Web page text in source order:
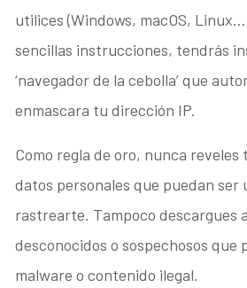
utilices (Windows, macOS,
sencillas instrucciones, tendrás
‘navegador de la cebolla’ que
enmascara tu dirección IP.
Como regla de oro, nunca
datos personales que puedan ser
rastrearte. Tampoco descargues
desconocidos o sospechosos que
malware o contenido ilegal.